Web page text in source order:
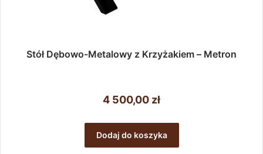
Stół Dębowo-Metalowy z Krzyżakiem – Metron
4 500,00 zł
Dodaj do koszyka